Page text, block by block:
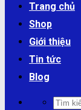
Trang chủ
Shop
Giới thiệu
Tin tức
Blog
Tìm